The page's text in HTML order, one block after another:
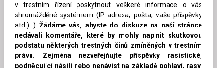
v trestním řízení poskytnout veškeré informace o vás
shromážděné systémem (IP adresa, pošta, vaše příspěvky
atd.). ) Žádáme vás, abyste do diskuze na naší stránce
nedávali komentáře, které by mohly naplnit skutkovou
podstatu některých trestných činů zmíněných v trestním
právu. Zejména nezveřejňujte příspěvky rasistické,
podněcující násilí nebo nenávist na základě pohlaví, rasy,